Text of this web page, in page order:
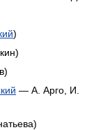
)
— А. Арго, И.